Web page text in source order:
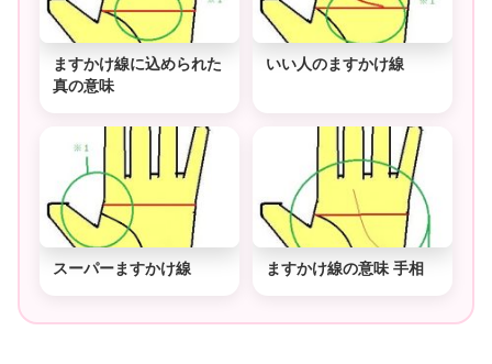
ますかけ線に込められた
真の意味
いい人のますかけ線
スーパーますかけ線 ますかけ線の意味 手相